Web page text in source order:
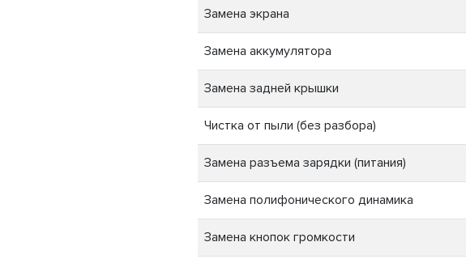
Замена экрана
Замена аккумулятора
Замена задней крышки
Чистка от пыли (без разбора)
Замена разъема зарядки (питания)
Замена полифонического динамика
Замена кнопок громкости